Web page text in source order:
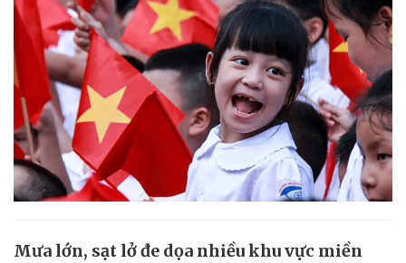
Mưa lớn, sạt lở đe dọa nhiều khu vực miền